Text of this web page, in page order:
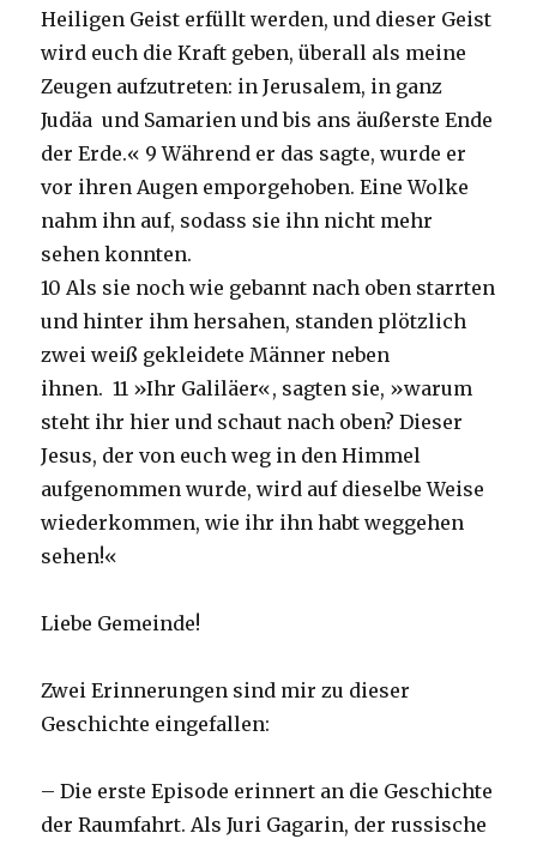
Heiligen Geist erfüllt werden, und dieser Geist
wird euch die Kraft geben, überall als meine
Zeugen aufzutreten: in Jerusalem, in ganz
Judäa und Samarien und bis ans äußerste Ende
der Erde.« 9Während er das sagte, wurde er
vor ihren Augen emporgehoben. Eine Wolke
nahm ihn auf, sodass sie ihn nicht mehr
sehen konnten.
10Als sie noch wie gebannt nach oben starrten
und hinter ihm hersahen, standen plötzlich
zwei weiß gekleidete Männer neben
ihnen.11 »Ihr Galiläer«, sagten sie, »warum
steht ihr hier und schaut nach oben? Dieser
Jesus, der von euch weg in den Himmel
aufgenommen wurde, wird auf dieselbe Weise
wiederkommen, wie ihr ihn habt weggehen
sehen!«
Liebe Gemeinde!
Zwei Erinnerungen sind mir zu dieser
Geschichte eingefallen:
– Die erste Episode erinnert an die Geschichte
der Raumfahrt. Als Juri Gagarin, der russische